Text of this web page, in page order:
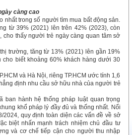
càng cao
nhất trong số người tìm mua bất động sản.
từ 39% (2021) lên trên 42% (2023), còn
cho thấy người trẻ ngày càng quan tâm sở
trường, tăng từ 13% (2021) lên gần 19%
cho biết khoảng 60% khách hàng dưới 30
và Hà Nội, riêng TP.HCM ước tính 1,6
định nhu cầu sở hữu nhà của người trẻ
hành hệ thống pháp luật quan trọng
khổ pháp lý đầy đủ và thống nhất. Nổi
quy định toàn diện các vấn đề về sở
biệt nhấn mạnh trách nhiệm chủ đầu tư
và cơ chế tiếp cận cho người thu nhập